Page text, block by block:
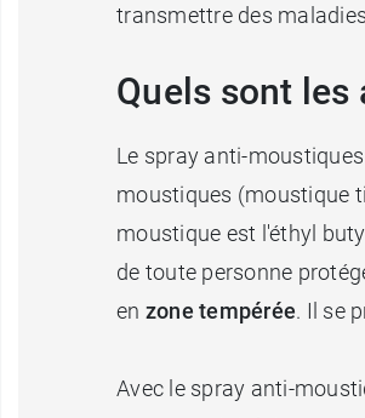
transmettre des
Quels sont
Le spray anti-
moustiques (moustique
moustique est l'éthyl
de toute personne
en zone tempérée. Il se
Avec le spray anti-